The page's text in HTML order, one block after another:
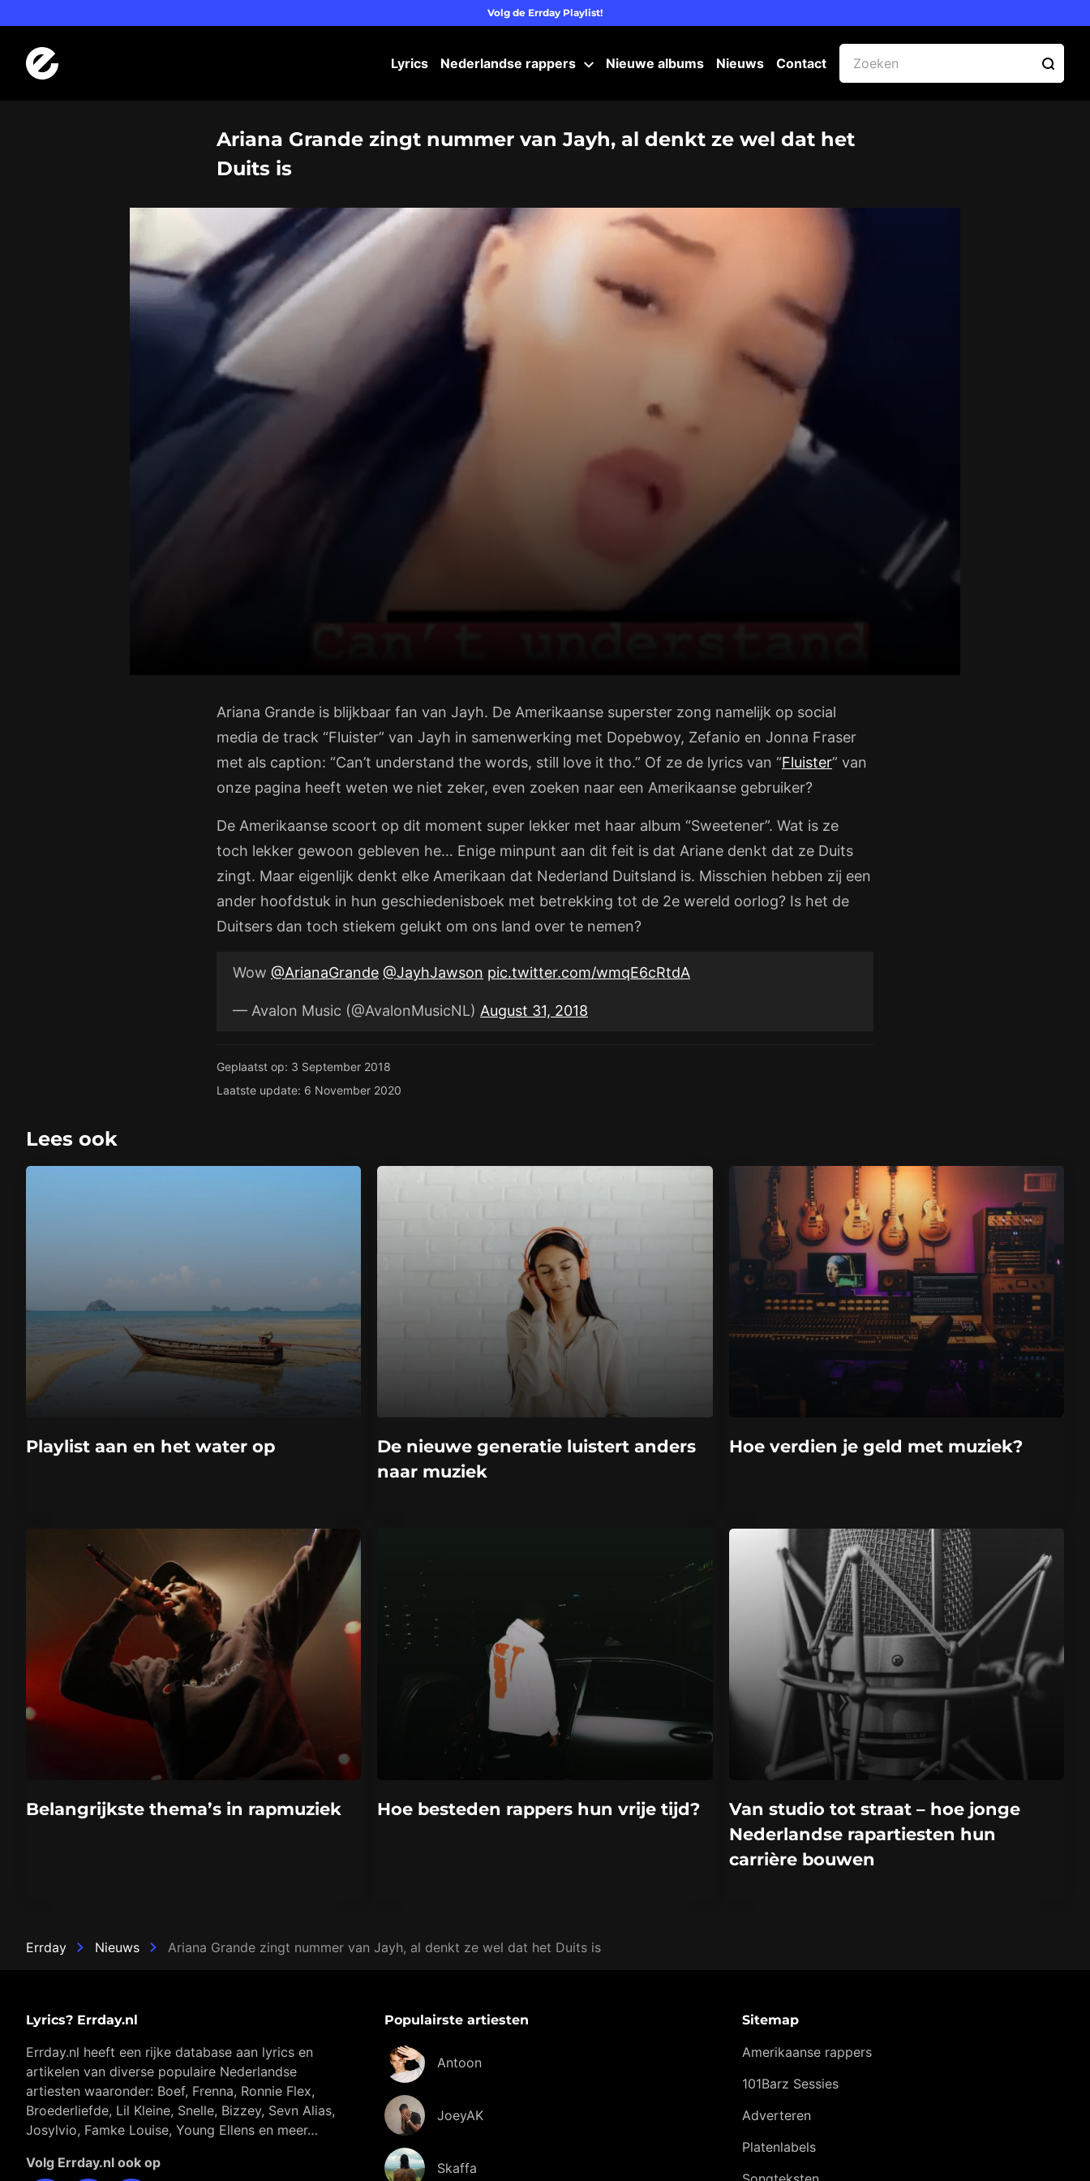
Volg de Errday Playlist!
Lyrics Nederlandse rappers Nieuwe albums Nieuws Contact
Ariana Grande zingt nummer van Jayh, al denkt ze wel dat het
Duits is
Ariana Grande is blijkbaar fan van Jayh. De Amerikaanse superster zong namelijk op social
media de track “Fluister” van Jayh in samenwerking met Dopebwoy, Zefanio en Jonna Fraser
met als caption: “Can’t understand the words, still love it tho.” Of ze de lyrics van “Fluister” van
onze pagina heeft weten we niet zeker, even zoeken naar een Amerikaanse gebruiker?
De Amerikaanse scoort op dit moment super lekker met haar album “Sweetener”. Wat is ze
toch lekker gewoon gebleven he… Enige minpunt aan dit feit is dat Ariane denkt dat ze Duits
zingt. Maar eigenlijk denkt elke Amerikaan dat Nederland Duitsland is. Misschien hebben zij een
ander hoofdstuk in hun geschiedenisboek met betrekking tot de 2e wereld oorlog? Is het de
Duitsers dan toch stiekem gelukt om ons land over te nemen?
Wow @ArianaGrande @JayhJawson pic.twitter.com/wmqE6cRtdA
— Avalon Music (@AvalonMusicNL) August 31, 2018
Geplaatst op: 3 September 2018
Laatste update: 6 November 2020
Lees ook
Playlist aan en het water op
De nieuwe generatie luistert anders
naar muziek
Hoe verdien je geld met muziek?
Belangrijkste thema’s in rapmuziek Hoe besteden rappers hun vrije tijd?
Van studio tot straat – hoe jonge
Nederlandse rapartiesten hun
carrière bouwen
Errday Nieuws Ariana Grande zingt nummer van Jayh, al denkt ze wel dat het Duits is
Lyrics? Errday.nl
Errday.nl heeft een rijke database aan lyrics en
artikelen van diverse populaire Nederlandse
artiesten waaronder: Boef, Frenna, Ronnie Flex,
Broederliefde, Lil Kleine, Snelle, Bizzey, Sevn Alias,
Josylvio, Famke Louise, Young Ellens en meer…
Volg Errday.nl ook op
Populairste artiesten
Antoon
JoeyAK
Skaffa
Sitemap
Amerikaanse rappers
101Barz Sessies
Adverteren
Platenlabels